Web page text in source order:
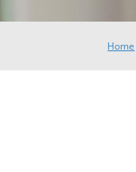
Home